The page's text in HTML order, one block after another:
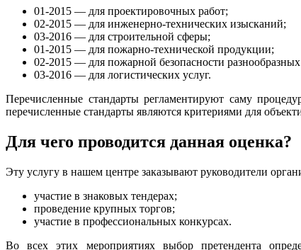
01-2015 — для проектировочных работ;
02-2015 — для инженерно-технических изысканий;
03-2016 — для строительной сферы;
01-2015 — для пожарно-технической продукции;
02-2015 — для пожарной безопасности
03-2016 — для логистических услуг.
Перечисленные стандарты регламентируют саму
перечисленные стандарты являются критериями для
Для чего проводится данная оценка?
Эту услугу в нашем центре заказывают руководители
участие в знаковых тендерах;
проведение крупных торгов;
участие в профессиональных конкурсах.
Во всех этих мероприятиях выбор претендента